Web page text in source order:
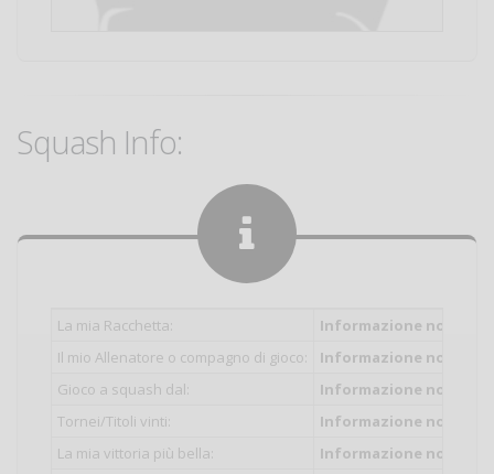
Squash Info:
La mia Racchetta:
Informazione non
Il mio Allenatore o compagno di gioco:
Informazione non
Gioco a squash dal:
Informazione non
Tornei/Titoli vinti:
Informazione non
La mia vittoria più bella:
Informazione non